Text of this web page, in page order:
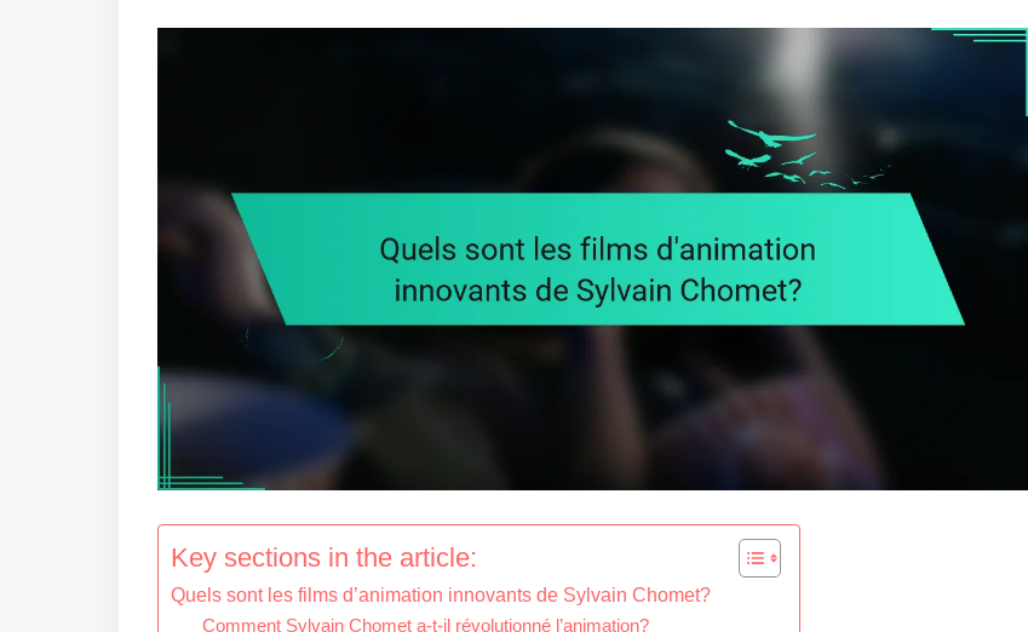
Key sections in the article:
Quels sont les films d’animation innovants de Sylvain Chomet?
Comment Sylvain Chomet a-t-il révolutionné l’animation?